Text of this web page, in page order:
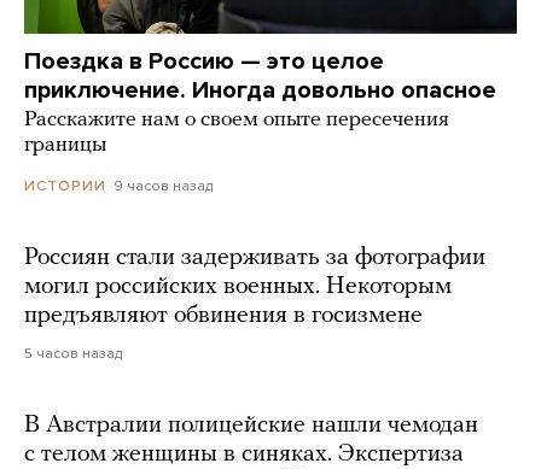
Поездка в Россию — это целое
приключение. Иногда довольно опасное
Расскажите нам о своем опыте пересечения
границы
ИСТОРИИ 9 часов назад
Россиян стали задерживать за фотографии
могил российских военных. Некоторым
предъявляют обвинения в госизмене
5 часов назад
В Австралии полицейские нашли чемодан
с телом женщины в синяках. Экспертиза